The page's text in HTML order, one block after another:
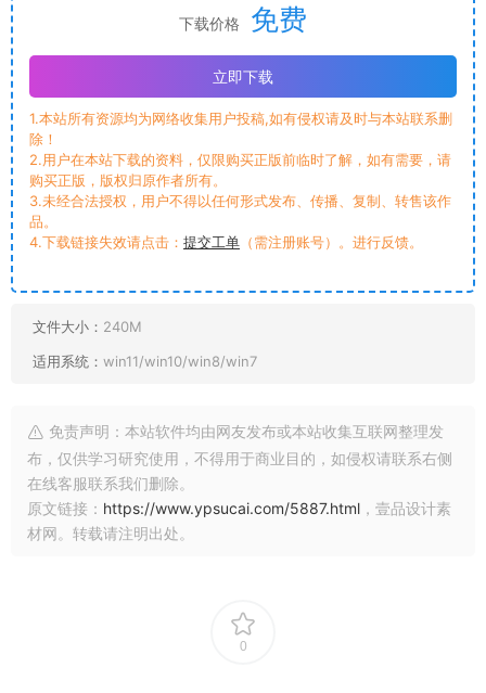
下载价格 免费
立即下载
1.本站所有资源均为网络收集用户投稿,如有侵权请及时与本站联系删
除！
2.用户在本站下载的资料，仅限购买正版前临时了解，如有需要，请
购买正版，版权归原作者所有。
3.未经合法授权，用户不得以任何形式发布、传播、复制、转售该作
品。
4.下载链接失效请点击： 提交工单 （需注册账号）。进行反馈。
文件大小： 240M
适用系统： win11/win10/win8/win7
免责声明：本站软件均由网友发布或本站收集互联网整理发
布，仅供学习研究使用，不得用于商业目的，如侵权请联系右侧
在线客服联系我们删除。
原文链接： https://www.ypsucai.com/5887.html ，壹品设计素
材网。转载请注明出处。
0